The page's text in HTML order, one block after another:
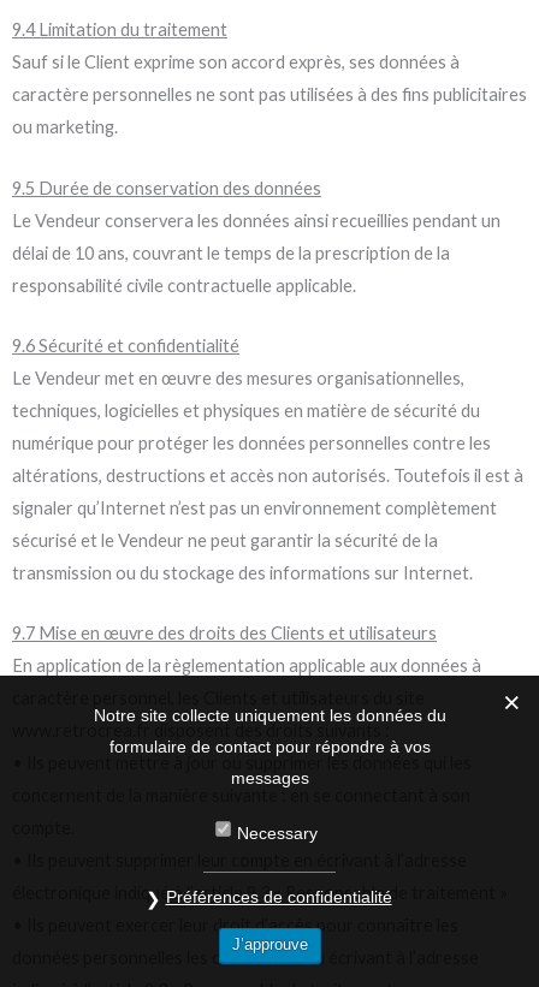
9.4 Limitation du traitement
Sauf si le Client exprime son accord exprès, ses données à
caractère personnelles ne sont pas utilisées à des fins publicitaires
ou marketing.
9.5 Durée de conservation des données
Le Vendeur conservera les données ainsi recueillies pendant un
délai de 10 ans, couvrant le temps de la prescription de la
responsabilité civile contractuelle applicable.
9.6 Sécurité et confidentialité
Le Vendeur met en œuvre des mesures organisationnelles,
techniques, logicielles et physiques en matière de sécurité du
numérique pour protéger les données personnelles contre les
altérations, destructions et accès non autorisés. Toutefois il est à
signaler qu’Internet n’est pas un environnement complètement
sécurisé et le Vendeur ne peut garantir la sécurité de la
transmission ou du stockage des informations sur Internet.
9.7 Mise en œuvre des droits des Clients et utilisateurs
En application de la règlementation applicable aux données à
www.retrocrea.fr disposent des droits suivants :
• Ils peuvent mettre à jour ou supprimer les données qui les
électronique indiqué à l’article 9.3 « Responsable de traitement »
• Ils peuvent exercer leur droit d’accès pour connaître les
données personnelles les concernant en écrivant à l’adresse
Notre site collecte uniquement les données du
formulaire de contact pour répondre à vos
messages
Necessary
Préférences de confidentialité
J’approuve